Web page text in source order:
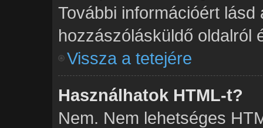
További információért
hozzászólásküldő oldalról
Vissza a tetejére
Használhatok HTML-t?
Nem. Nem lehetséges